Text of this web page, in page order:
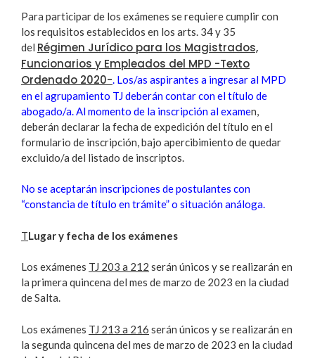
Para participar de los exámenes se requiere cumplir con
los requisitos establecidos en los arts. 34 y 35
del Régimen Jurídico para los Magistrados,
Funcionarios y Empleados del MPD -Texto
Ordenado 2020-. Los/as aspirantes a ingresar al MPD
en el agrupamiento TJ deberán contar con el título de
abogado/a. Al momento de la inscripción al examen,
deberán declarar la fecha de expedición del título en el
formulario de inscripción, bajo apercibimiento de quedar
excluido/a del listado de inscriptos.
No se aceptarán inscripciones de postulantes con
“constancia de título en trámite” o situación análoga.
TLugar y fecha de los exámenes
Los exámenes TJ 203 a 212 serán únicos y se realizarán en
la primera quincena del mes de marzo de 2023 en la ciudad
de Salta.
Los exámenes TJ 213 a 216 serán únicos y se realizarán en
la segunda quincena del mes de marzo de 2023 en la ciudad